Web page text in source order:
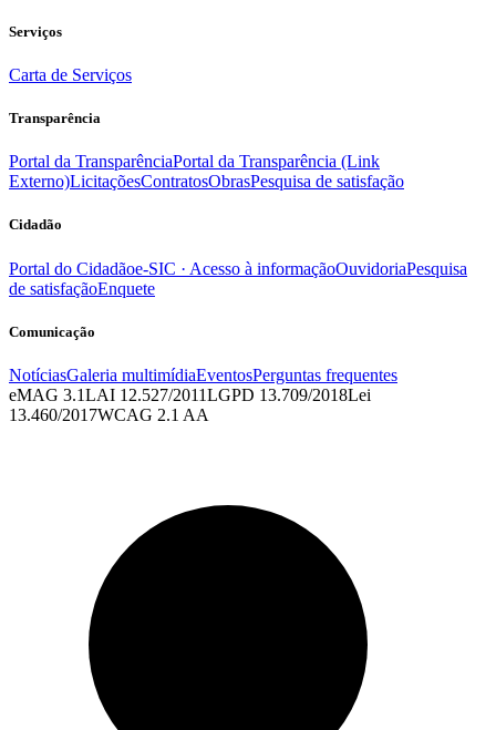
Serviços
Carta de Serviços
Transparência
Portal da TransparênciaPortal da Transparência (Link
Externo)LicitaçõesContratosObrasPesquisa de satisfação
Cidadão
Portal do Cidadãoe-SIC · Acesso à informaçãoOuvidoriaPesquisa
de satisfaçãoEnquete
Comunicação
NotíciasGaleria multimídiaEventosPerguntas frequentes
eMAG 3.1LAI 12.527/2011LGPD 13.709/2018Lei
13.460/2017WCAG 2.1 AA